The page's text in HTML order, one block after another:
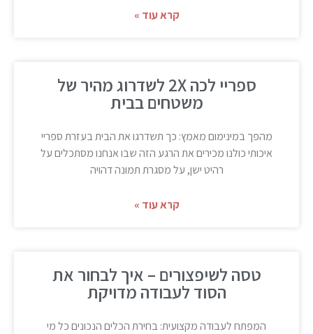
קרא עוד »
ספריי לכה 2X לשדרוג מהיר של
משטחים בבית
מהפך במינימום מאמץ: כך תשדרגו את הבית בעזרת ספריי
איכותי כולנו מכירים את הרגע הזה שבו אנחנו מסתכלים על
רהיט ישן, על מסגרת תמונה דהויה
קרא עוד »
טסה לשיפצורים – איך לבחור את
הסוד לעבודה מדויקת
המפתח לעבודה מקצועית: בחירת הכלים הנכונים כל מי